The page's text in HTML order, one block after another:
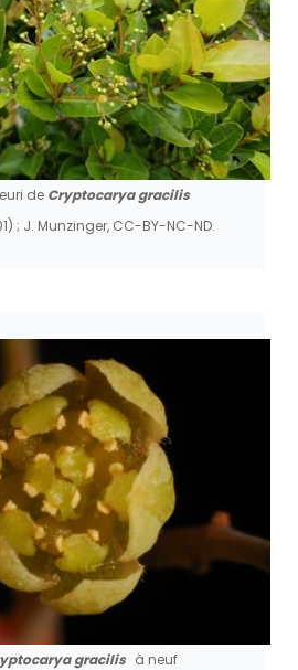
de Cryptocarya gracilis
; J. Munzinger, CC-BY-NC-ND.
gracilis à neuf